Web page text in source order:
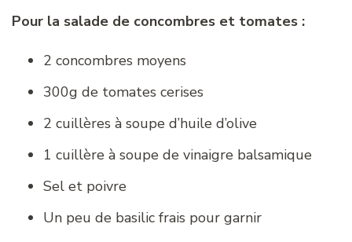
Pour la salade de concombres et tomates :
2 concombres moyens
300g de tomates cerises
2 cuillères à soupe d’huile d’olive
1 cuillère à soupe de vinaigre balsamique
Sel et poivre
Un peu de basilic frais pour garnir